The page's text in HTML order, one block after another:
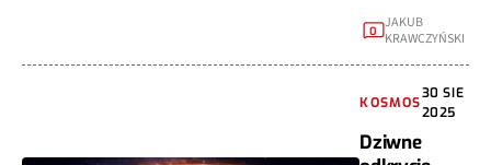
0 JAKUB
KRAWCZYŃSKI
KOSMOS
30 SIE
2025
Dziwne